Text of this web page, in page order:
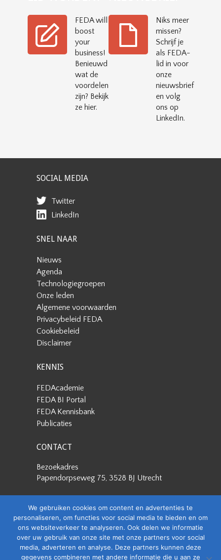
FEDA will
boost
your
business!
Benieuwd
wat de
voordelen
zijn? Bekijk
ze hier.
Niks meer
missen?
Schrijf je
als FEDA-
lid in voor
onze
nieuwsbrief
en volg
ons op
LinkedIn.
SOCIAL MEDIA
Twitter
LinkedIn
SNEL NAAR
Nieuws
Agenda
Technologiegroepen
Onze leden
Algemene voorwaarden
Privacybeleid FEDA
Cookiebeleid
Disclaimer
KENNIS
FEDAcademie
FEDA BI Portal
FEDA Kennisbank
Publicaties
CONTACT
Bezoekadres
Papendorpseweg 75, 3528 BJ Utrecht
Papendorpseweg 75, 3528 BJ Utrecht
Stuur een e-mail
info@feda.nl
We gebruiken cookies om content en advertenties te
personaliseren, om functies voor social media te bieden en om
ons websiteverkeer te analyseren. Ook delen we informatie
over uw gebruik van onze site met onze partners voor social
media, adverteren en analyse. Deze partners kunnen deze
gegevens combineren met andere informatie die u aan ze